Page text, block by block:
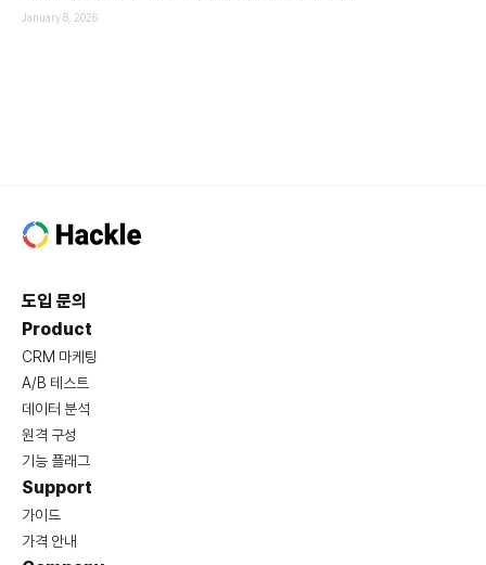
January 8, 2026
도입 문의
Product
CRM 마케팅
A/B 테스트
데이터 분석
원격 구성
기능 플래그
Support
가이드
가격 안내